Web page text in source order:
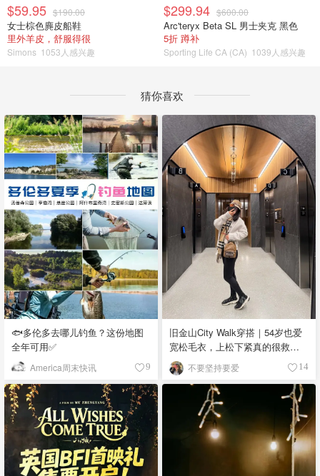
$59.95 $190.00
女士棕色麂皮船鞋
里外羊皮，舒服得很
Simons 1053人感兴趣
$299.94 $600.00
Arc'teryx Beta SL 男士夹克 黑色
5折 蹲补
Sporting Life CA (CA) 1039人感兴趣
猜你喜欢
🐟多伦多去哪儿钓鱼？这份地图
全年可用✅
America周末快讯 9
旧金山City Walk穿搭｜54岁也爱
宽松毛衣，上松下紧真的很救比
例
不要坚持要爱 14